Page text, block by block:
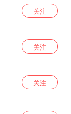
关注
关注
关注